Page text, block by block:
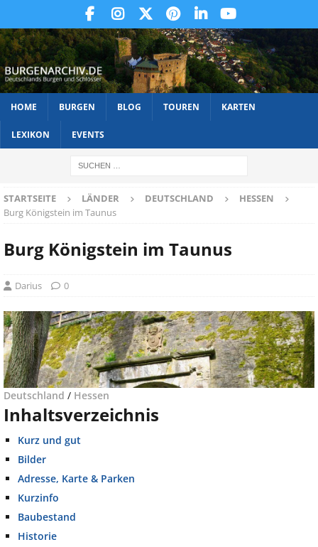
HOME BURGEN BLOG TOUREN KARTEN
LEXIKON EVENTS
STARTSEITE LÄNDER DEUTSCHLAND
HESSEN
Burg Königstein im Taunus
Burg Königstein im Taunus
Darius 0
Deutschland / Hessen
Inhaltsverzeichnis
Kurz und gut
Bilder
Adresse, Karte & Parken
Kurzinfo
Baubestand
Historie